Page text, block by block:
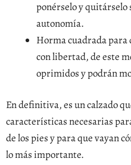
ponérselo y quitárselo
autonomía.
Horma cuadrada para
con libertad, de este
oprimidos y podrán
En definitiva, es un calzado
características necesarias
de los pies y para que vayan
lo más importante.